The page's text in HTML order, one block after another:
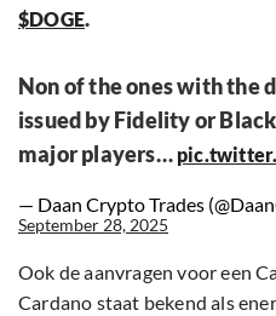
$DOGE.
Non of the ones with the
issued by Fidelity or
major players…
— Daan Crypto Trades
September 28, 2025
Ook de aanvragen voor een
Cardano staat bekend als